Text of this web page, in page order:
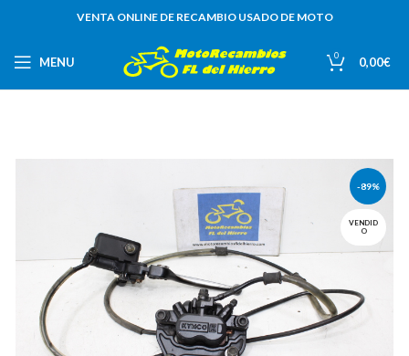
VENTA ONLINE DE RECAMBIO USADO DE MOTO
MENU 0 0,00€
-89%
VENDID
O